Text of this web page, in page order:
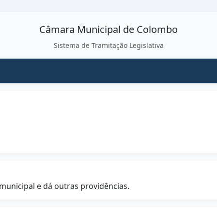
Câmara Municipal de Colombo
Sistema de Tramitação Legislativa
e dá outras providências.